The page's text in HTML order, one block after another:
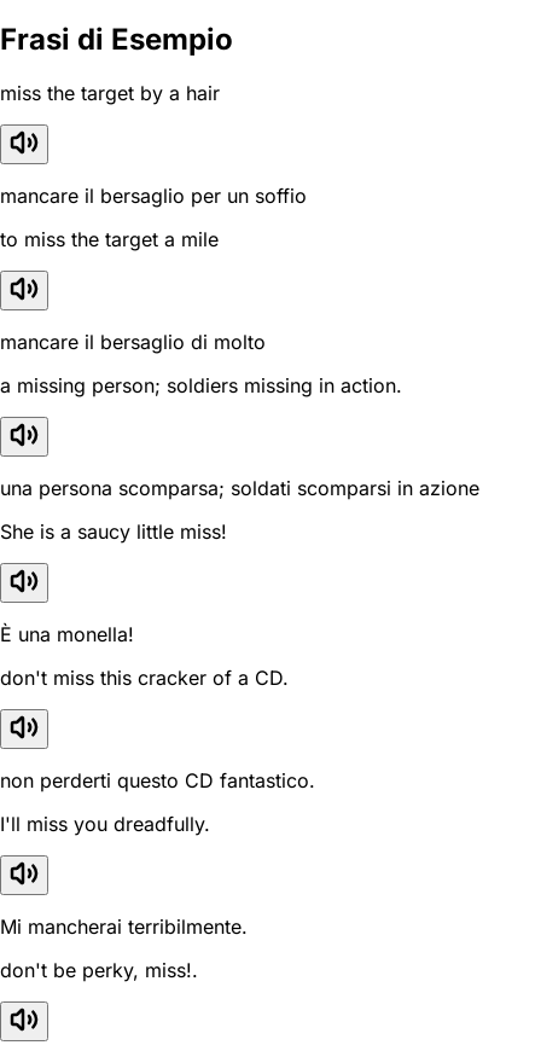
Frasi di Esempio
miss the target by a hair
mancare il bersaglio per un soffio
to miss the target a mile
mancare il bersaglio di molto
a missing person; soldiers missing in action.
una persona scomparsa; soldati scomparsi in azione
She is a saucy little miss!
È una monella!
don't miss this cracker of a CD.
non perderti questo CD fantastico.
I'll miss you dreadfully.
Mi mancherai terribilmente.
don't be perky, miss!.